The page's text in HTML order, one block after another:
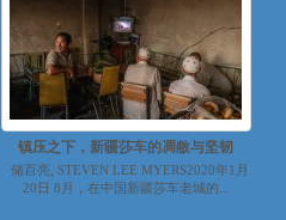
镇压之下，新疆莎车的凋敝与坚韧
储百亮, STEVEN LEE MYERS2020年1月
20日 8月，在中国新疆莎车老城的...